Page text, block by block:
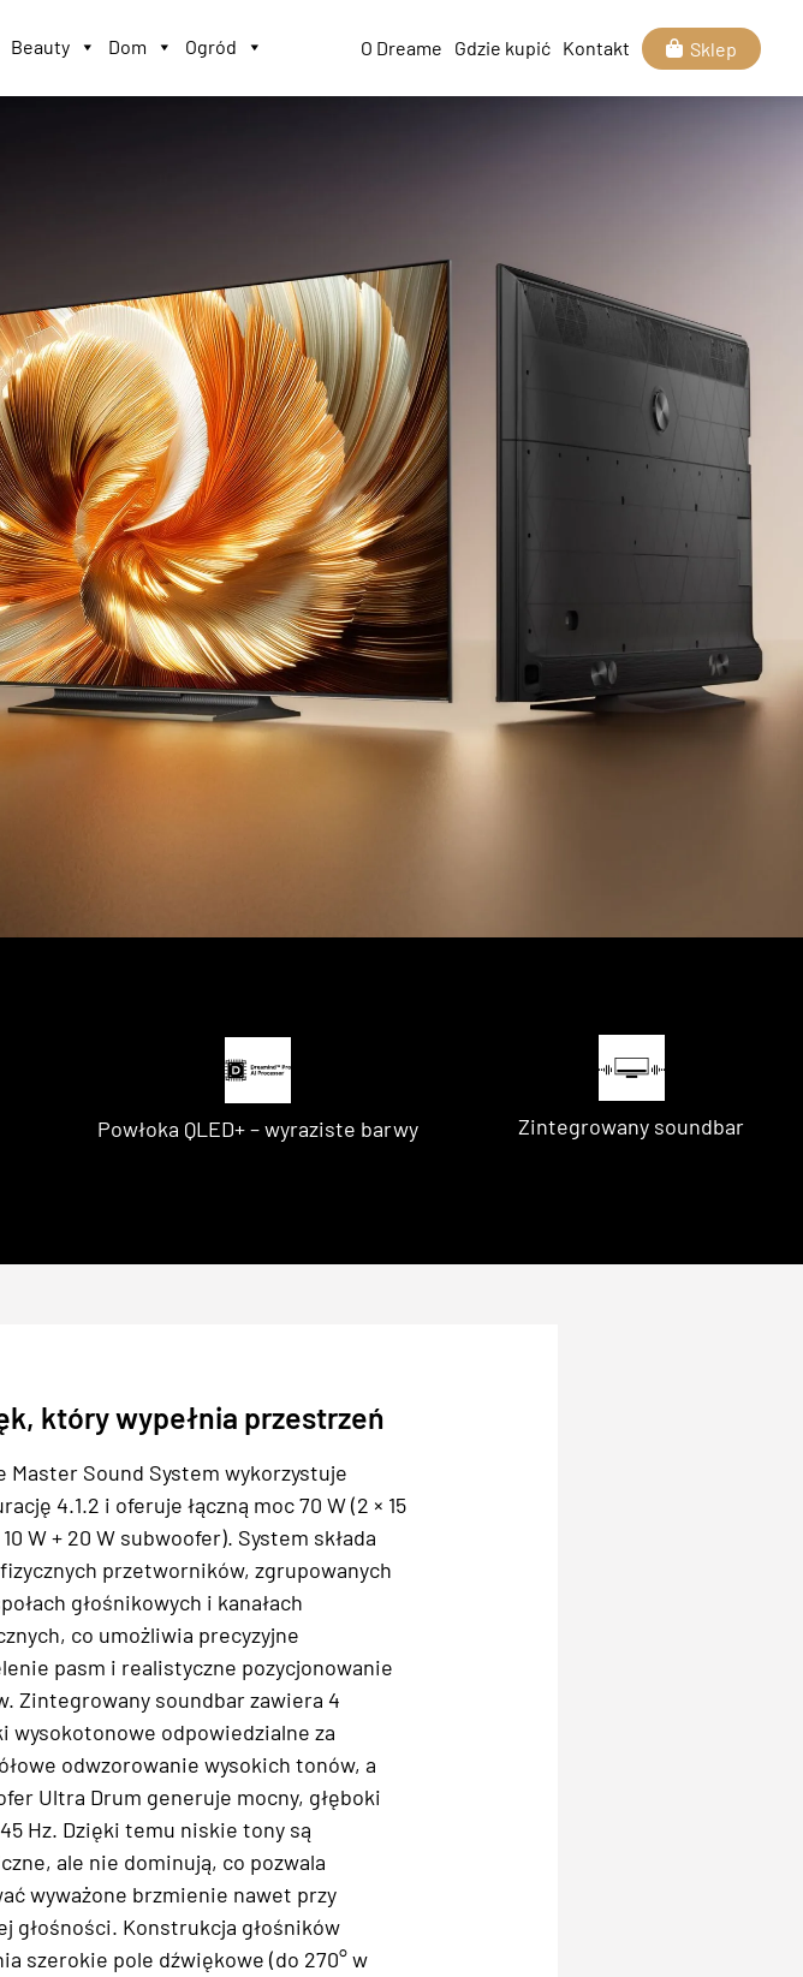
Beauty Dom Ogród O Dreame Gdzie kupić Kontakt Sklep
Powłoka QLED+ – wyraziste barwy Zintegrowany soundbar
który wypełnia przestrzeń
Master Sound System wykorzystuje
4.1.2 i oferuje łączną moc 70 W (2 × 15
10 W + 20 W subwoofer). System składa
fizycznych przetworników, zgrupowanych
głośnikowych i kanałach
co umożliwia precyzyjne
pasm i realistyczne pozycjonowanie
Zintegrowany soundbar zawiera 4
wysokotonowe odpowiedzialne za
odwzorowanie wysokich tonów, a
Ultra Drum generuje mocny, głęboki
Hz. Dzięki temu niskie tony są
ale nie dominują, co pozwala
wyważone brzmienie nawet przy
głośności. Konstrukcja głośników
szerokie pole dźwiękowe (do 270° w